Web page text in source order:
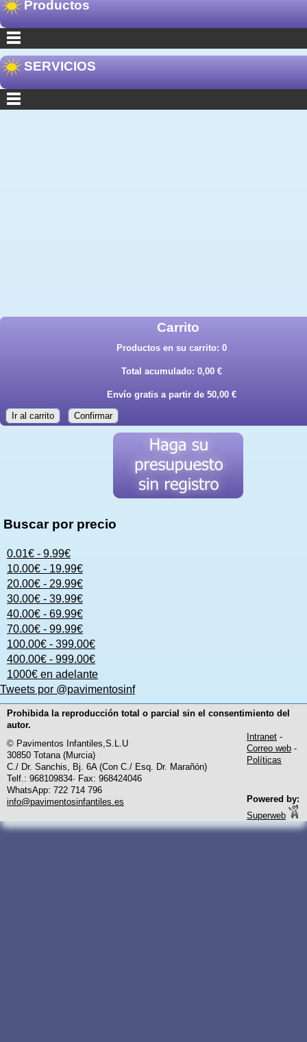
Productos
SERVICIOS
Carrito
Productos en su carrito: 0
Total acumulado: 0,00 €
Envío gratis a partir de 50,00 €
Ir al carrito Confirmar
Buscar por precio
0.01€ - 9.99€
10.00€ - 19.99€
20.00€ - 29.99€
30.00€ - 39.99€
40.00€ - 69.99€
70.00€ - 99.99€
100.00€ - 399.00€
400.00€ - 999.00€
1000€ en adelante
Tweets por @pavimentosinf
Prohibida la reproducción total o parcial sin el consentimiento del
autor.
© Pavimentos Infantiles,S.L.U
30850 Totana (Murcia)
C./ Dr. Sanchis, Bj. 6A (Con C./ Esq. Dr. Marañón)
Telf.: 968109834· Fax: 968424046
WhatsApp: 722 714 796
info@pavimentosinfantiles.es
Intranet -
Correo web -
Políticas
Powered by:
Superweb